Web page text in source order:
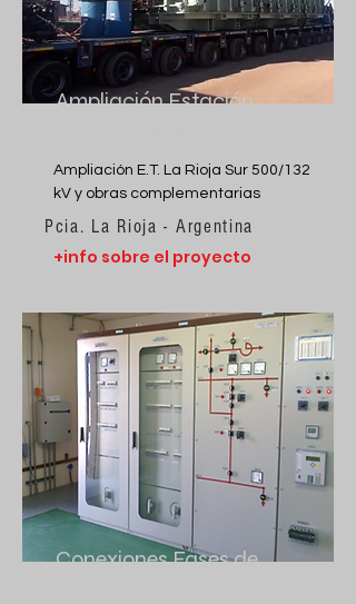
Ampliación Estación
Ampliación E.T. La Rioja Sur 500/132
kV y obras complementarias
Pcia. La Rioja - Argentina
+info sobre el proyecto
Conexiones Fases de